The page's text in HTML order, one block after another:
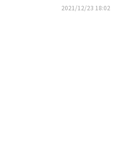
2021/12/23 18:02